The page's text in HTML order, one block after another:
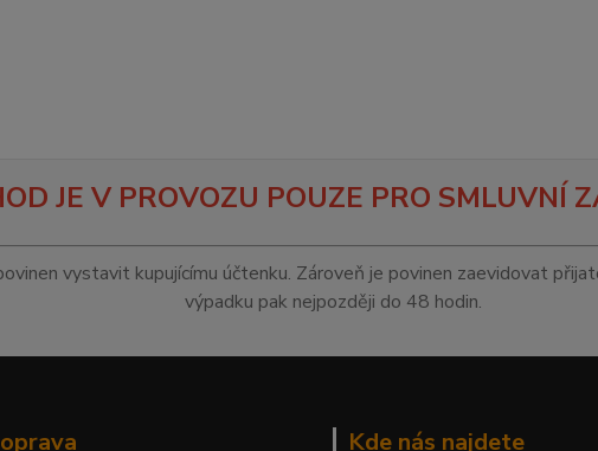
JE V PROVOZU POUZE PRO SMLUVNÍ
vystavit kupujícímu účtenku. Zároveň je povinen zaevidovat
výpadku pak nejpozději do 48 hodin.
Kde nás najdete